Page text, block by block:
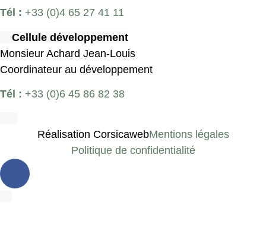
Tél : +33 (0)4 65 27 41 11
Cellule développement
Monsieur Achard Jean-Louis
Coordinateur au développement
Tél : +33 (0)6 45 86 82 38
Réalisation CorsicawebMentions légales
Politique de confidentialité